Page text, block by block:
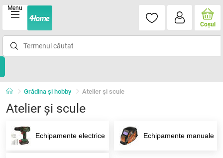
Menu
Coşul
Grădina şi hobby Atelier şi scule
Atelier şi scule
Echipamente electrice Echipamente manuale